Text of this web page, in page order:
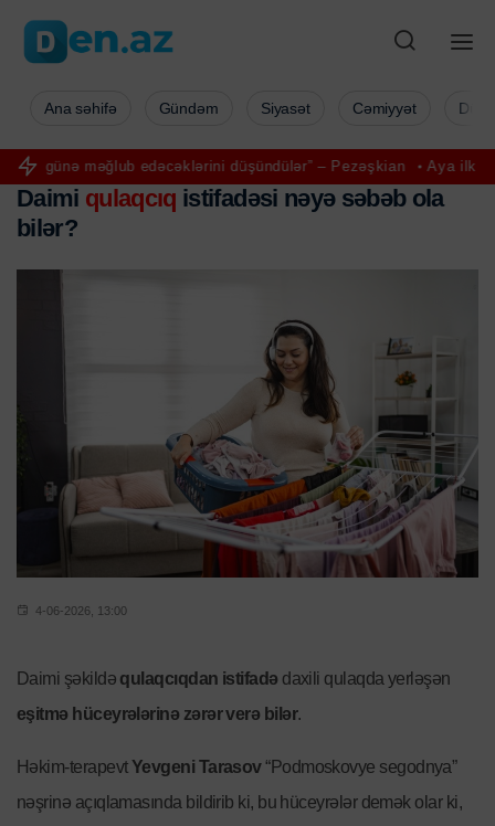
məğlub edəcəklərini düşündülər” – Pezəşkian Aya ilk addımı
Ana səhifə Gündəm Siyasət Cəmiyyət
Daimi qulaqcıq istifadəsi nəyə səbəb ola
bilər?
4-06-2026, 13:00
Daimi şəkildə qulaqcıqdan istifadə daxili qulaqda yerləşən
eşitmə hüceyrələrinə zərər verə bilər.
Həkim-terapevtYevgeni Tarasov“Podmoskovye segodnya”
nəşrinə açıqlamasında bildirib ki, bu hüceyrələr demək olar ki,